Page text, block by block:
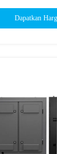
Dapatkan